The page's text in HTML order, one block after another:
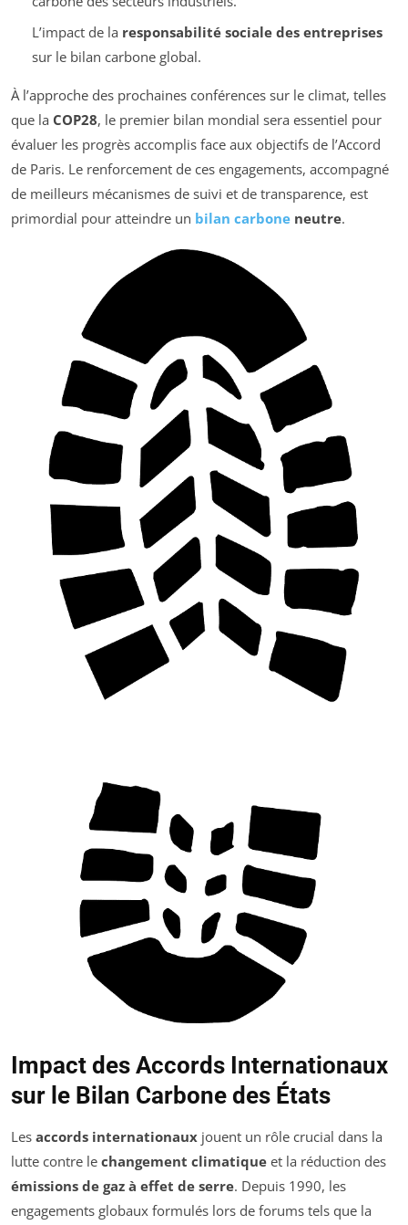
L’impact de la responsabilité sociale des entreprises
sur le bilan carbone global.
À l’approche des prochaines conférences sur le climat, telles
que la COP28, le premier bilan mondial sera essentiel pour
évaluer les progrès accomplis face aux objectifs de l’Accord
de Paris. Le renforcement de ces engagements, accompagné
de meilleurs mécanismes de suivi et de transparence, est
primordial pour atteindre un bilan carbone neutre.
Impact des Accords Internationaux
sur le Bilan Carbone des États
Les accords internationaux jouent un rôle crucial dans la
lutte contre le changement climatique et la réduction des
émissions de gaz à effet de serre. Depuis 1990, les
engagements globaux formulés lors de forums tels que la